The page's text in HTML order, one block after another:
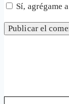
Sí, agrégame